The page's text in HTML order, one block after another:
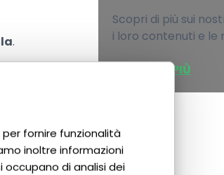
fornire funzionalità
inoltre informazioni
occupano di analisi dei
.
di
la
di ogni
Scopri di più sui
i loro contenuti e le
SCOPRI DI PIÙ